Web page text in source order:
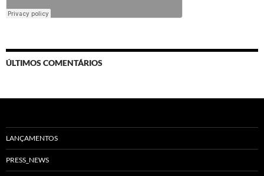
ÚLTIMOS COMENTÁRIOS
LANÇAMENTOS
PRESS_NEWS